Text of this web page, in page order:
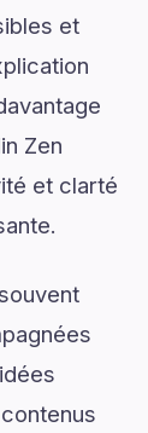
et
Zen
et clarté